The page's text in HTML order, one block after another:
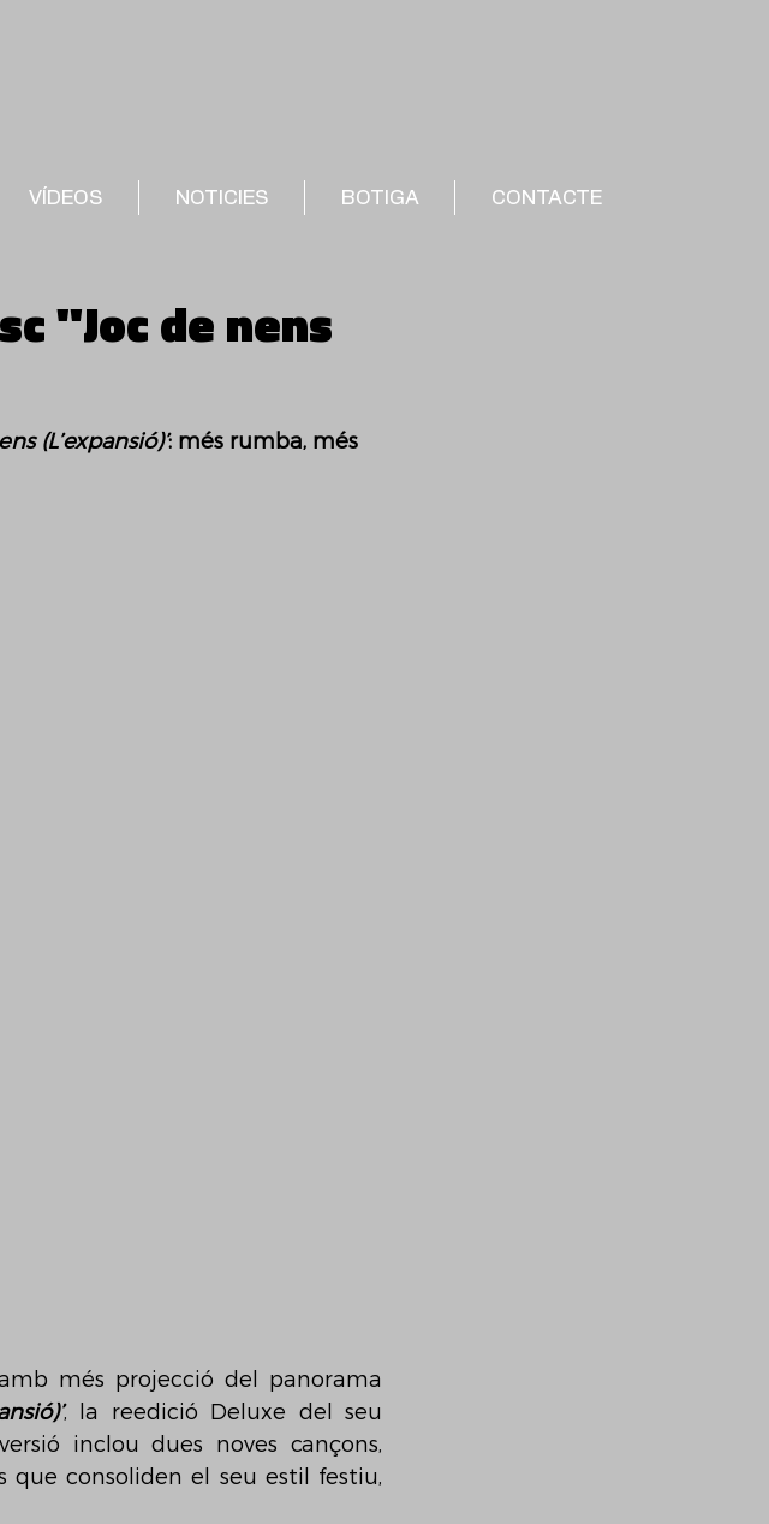
VÍDEOS NOTICIES BOTIGA CONTACTE
"Joc de nens
(L’expansió)’: més rumba, més
més projecció del panorama
, la reedició Deluxe del seu
inclou dues noves cançons,
que consoliden el seu estil festiu,